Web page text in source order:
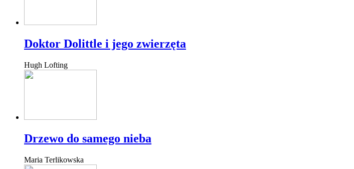
Doktor Dolittle i jego zwierzęta
Hugh Lofting
Drzewo do samego nieba
Maria Terlikowska